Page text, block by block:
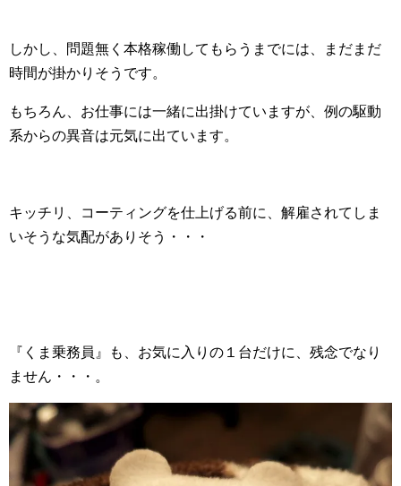
しかし、問題無く本格稼働してもらうまでには、まだまだ
時間が掛かりそうです。
もちろん、お仕事には一緒に出掛けていますが、例の駆動
系からの異音は元気に出ています。
キッチリ、コーティングを仕上げる前に、解雇されてしま
いそうな気配がありそう・・・
『くま乗務員』も、お気に入りの１台だけに、残念でなり
ません・・・。